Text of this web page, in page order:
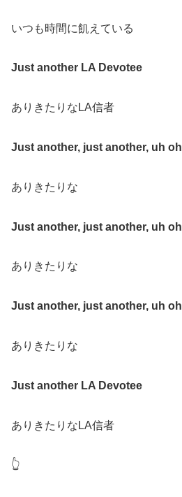
いつも時間に飢えている
Just another LA Devotee
ありきたりなLA信者
Just another, just another, uh oh
ありきたりな
Just another, just another, uh oh
ありきたりな
Just another, just another, uh oh
ありきたりな
Just another LA Devotee
ありきたりなLA信者
👆